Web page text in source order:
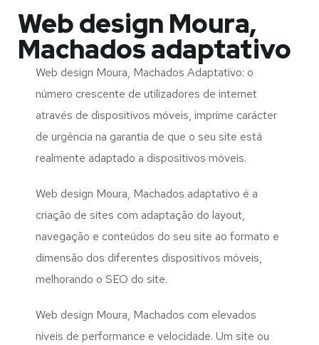
Web design Moura,
Machados adaptativo
Web design Moura, Machados Adaptativo: o
número crescente de utilizadores de internet
através de dispositivos móveis, imprime carácter
de urgência na garantia de que o seu site está
realmente adaptado a dispositivos móveis.
Web design Moura, Machados adaptativo é a
criação de sites com adaptação do layout,
navegação e conteúdos do seu site ao formato e
dimensão dos diferentes dispositivos móveis,
melhorando o SEO do site.
Web design Moura, Machados com elevados
níveis de performance e velocidade. Um site ou